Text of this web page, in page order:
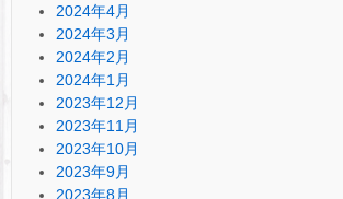
2024年4月
2024年3月
2024年2月
2024年1月
2023年12月
2023年11月
2023年10月
2023年9月
2023年8月